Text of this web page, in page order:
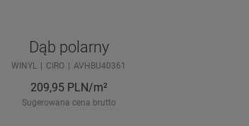
Dąb polarny
WINYL CIRO AVHBU40361
209,95 PLN/m²
Sugerowana cena brutto